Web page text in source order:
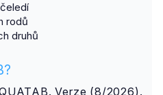
rodů
druhů
Verze (8/2026).